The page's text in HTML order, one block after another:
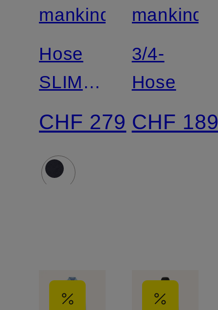
mankind
Hose
SLIMMY
Slim Fit
CHF 279
mankind
3/4-
Hose
CHF